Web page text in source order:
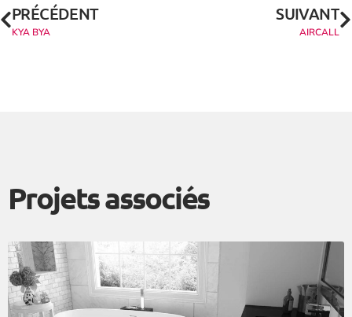
PRÉCÉDENT
KYA BYA
SUIVANT
AIRCALL
Projets associés